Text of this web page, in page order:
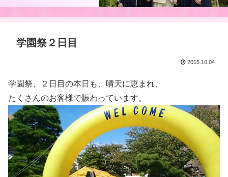
学園祭２日目
2015.10.04
学園祭、２日目の本日も、晴天に恵まれ、
たくさんのお客様で賑わっています。